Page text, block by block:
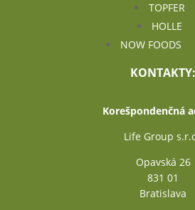
TOPFER
HOLLE
NOW FOODS
KONTAKTY:
Korešpondenčná
Life Group
Opavská 26
831 01
Bratislava